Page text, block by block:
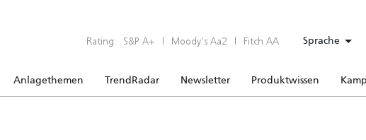
Rating: S&P A+ | Moody’s Aa2 | Fitch AA Sprache
Anlagethemen TrendRadar Newsletter Produktwissen